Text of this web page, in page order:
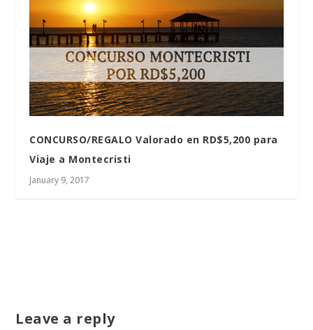
CONCURSO/REGALO Valorado en RD$5,200 para
Viaje a Montecristi
January 9, 2017
Leave a reply